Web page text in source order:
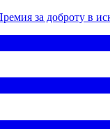
за доброту в